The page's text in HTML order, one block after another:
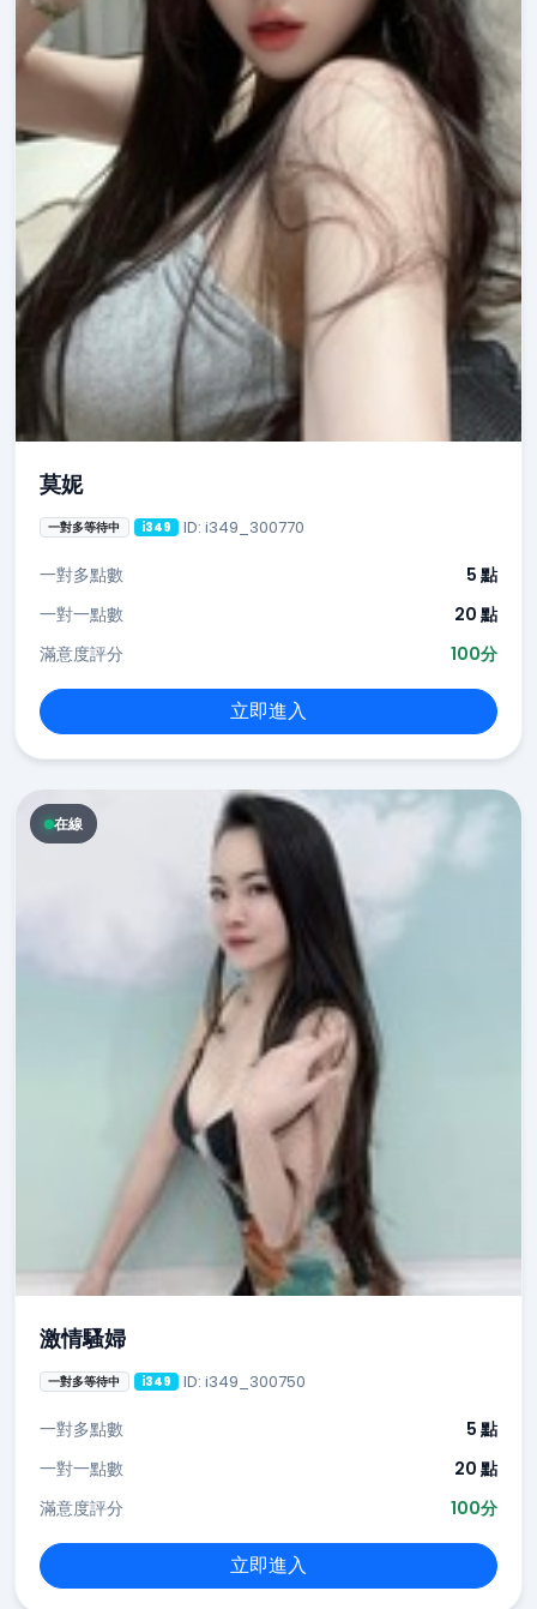
莫妮
一對多等待中 i349 ID: i349_300770
一對多點數
5 點
一對一點數
20 點
滿意度評分
100分
立即進入
在線
激情騷婦
一對多等待中 i349 ID: i349_300750
一對多點數
5 點
一對一點數
20 點
滿意度評分
100分
立即進入